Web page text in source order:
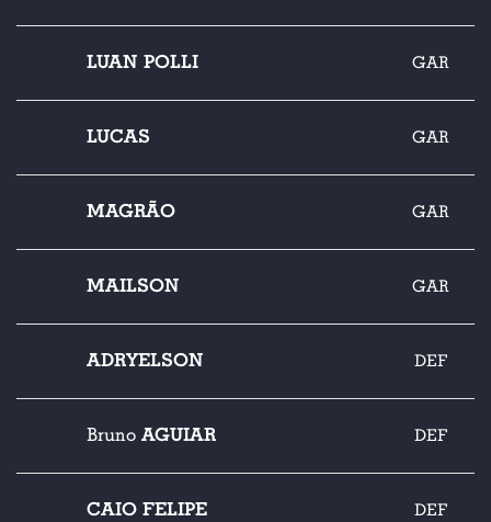
LUAN POLLI GAR
LUCAS GAR
MAGRÃO GAR
MAILSON GAR
ADRYELSON DEF
Bruno AGUIAR DEF
CAIO FELIPE DEF